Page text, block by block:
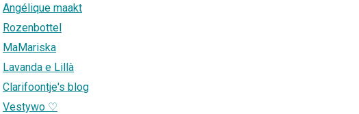
Angélique maakt
Rozenbottel
MaMariska
Lavanda e Lillà
Clarifoontje's blog
Vestywo ♡